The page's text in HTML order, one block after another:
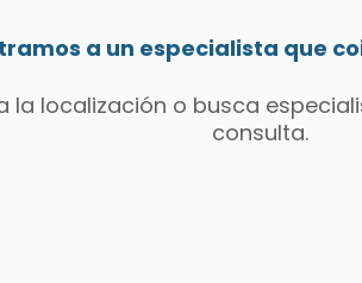
a un especialista que
la localización o busca
consulta.